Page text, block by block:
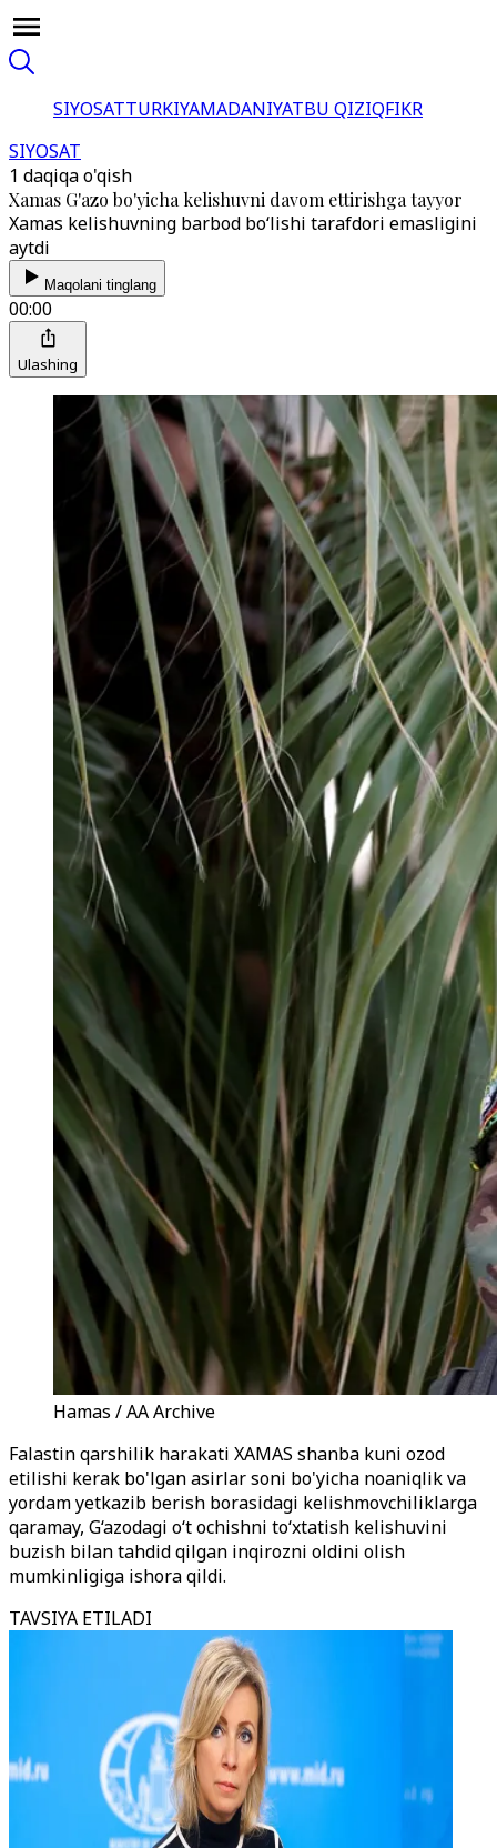
SIYOSATTURKIYAMADANIYATBU QIZIQFIKR
SIYOSAT
1 daqiqa o'qish
Xamas G'azo bo'yicha kelishuvni davom ettirishga tayyor
Xamas kelishuvning barbod bo‘lishi tarafdori emasligini
aytdi
Maqolani tinglang
00:00
Ulashing
Hamas / AA Archive
Falastin qarshilik harakati XAMAS shanba kuni ozod
etilishi kerak bo'lgan asirlar soni bo'yicha noaniqlik va
yordam yetkazib berish borasidagi kelishmovchiliklarga
qaramay, G‘azodagi o‘t ochishni to‘xtatish kelishuvini
buzish bilan tahdid qilgan inqirozni oldini olish
mumkinligiga ishora qildi.
TAVSIYA ETILADI